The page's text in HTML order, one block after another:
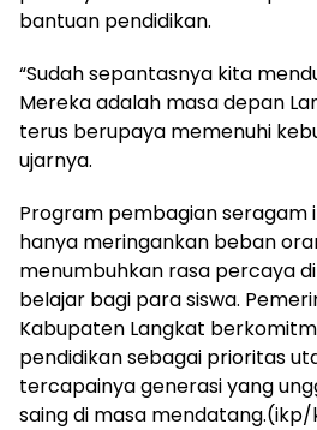
bantuan pendidikan.
“Sudah sepantasnya kita
Mereka adalah masa depan
terus berupaya memenuhi
ujarnya.
Program pembagian seragam
hanya meringankan beban
menumbuhkan rasa percaya
belajar bagi para siswa.
Kabupaten Langkat
pendidikan sebagai prioritas
tercapainya generasi yang
saing di masa